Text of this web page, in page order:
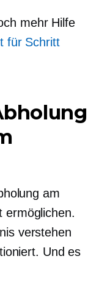
mehr Hilfe
für Schritt
am
ermöglichen.
verstehen
Und es